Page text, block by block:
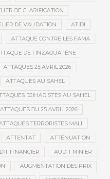
DE CLARIFICATION
DE VALIDATION ATIDI
ATTAQUE CONTRE LES FAMA
DE TINZAOUATÈNE
ATTAQUES 25 AVRIL 2026
ATTAQUES AU SAHEL
DJIHADISTES AU SAHEL
ATTAQUES DU 25 AVRIL 2026
TERRORISTES MALI
ATTENTAT ATTÉNUATION
FINANCIER AUDIT MINIER
AUGMENTATION DES PRIX